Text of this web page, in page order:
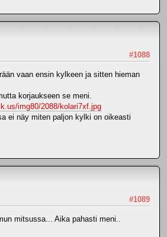
#1088
vaan ensin kylkeen ja sitten hieman
korjaukseen se meni.
img80/2088/kolari7xf.jpg
ei näy miten paljon kylki on oikeasti
#1089
mitsussa... Aika pahasti meni..